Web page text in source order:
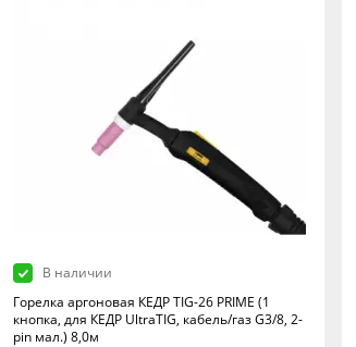
В наличии
Горелка аргоновая КЕДР TIG-26 PRIME (1
кнопка, для КЕДР UltraTIG, кабель/газ G3/8, 2-
pin мал.) 8,0м